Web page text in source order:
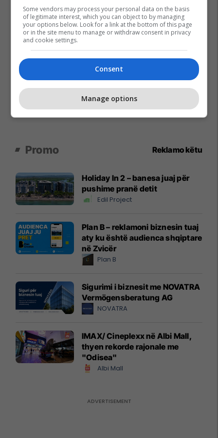
Promo Reklamo këtu
Holiday In 2 – banesa juaj për
pushime pranë detit
Edil Project
Plan B – reklamoni biznesin tuaj
aty ku është audienca shqiptare
në Zvicër
Plan B
Sigurimi i biznesit me NOVATRA
Vermögensberatung AG
NOVATRA
IMAX/ Cineplexx në Albi Mall,
thyen rekorde rajonale me
"Odisea"
Albi Mall
Some vendors may process your personal data on the basis
of legitimate interest, which you can object to by managing
your options below. Look for a link at the bottom of this page
or in the site menu to manage or withdraw consent in privacy
and cookie settings.
Consent
Manage options